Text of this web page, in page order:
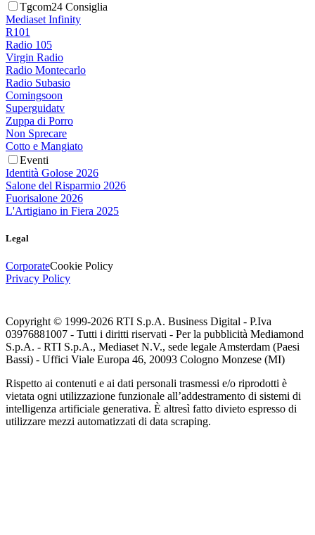
Tgcom24 Consiglia
Mediaset Infinity
R101
Radio 105
Virgin Radio
Radio Montecarlo
Radio Subasio
Comingsoon
Superguidatv
Zuppa di Porro
Non Sprecare
Cotto e Mangiato
Eventi
Identità Golose 2026
Salone del Risparmio 2026
Fuorisalone 2026
L'Artigiano in Fiera 2025
Legal
CorporateCookie Policy
Privacy Policy
Copyright © 1999-2026 RTI S.p.A. Business Digital - P.Iva
03976881007 - Tutti i diritti riservati - Per la pubblicità Mediamond
S.p.A. - RTI S.p.A., Mediaset N.V., sede legale Amsterdam (Paesi
Bassi) - Uffici Viale Europa 46, 20093 Cologno Monzese (MI)
Rispetto ai contenuti e ai dati personali trasmessi e/o riprodotti è
vietata ogni utilizzazione funzionale all’addestramento di sistemi di
intelligenza artificiale generativa. È altresì fatto divieto espresso di
utilizzare mezzi automatizzati di data scraping.